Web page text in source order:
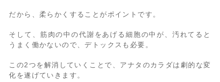
だから、柔らかくすることがポイントです。
そして、筋肉の中の代謝をあげる細胞の中が、汚れてると
うまく働かないので、デトックスも必要。
この2つを解消していくことで、アナタのカラダは劇的な変
化を遂げていきます。